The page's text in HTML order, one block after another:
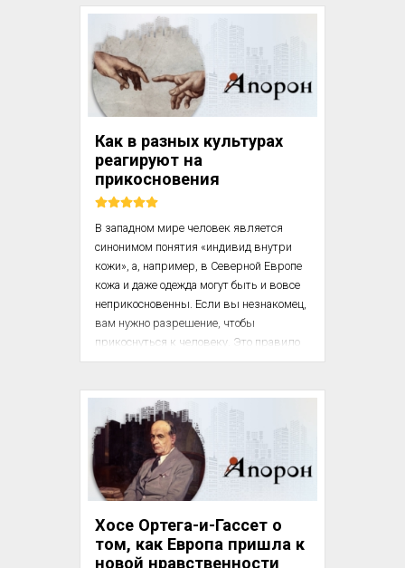
сидящий внутри индивида, или как его
отражение, тень, всегда так или иначе
связана с телом. Разные народы
отводят душе разное местопребывание.
при изучении личных имен. В чисто
грамматическом аспекте все собствен­...
Как в разных культурах
реагируют на
прикосновения
В западном мире человек является
синонимом понятия «индивид внутри
кожи», а, например, в Северной Европе
кожа и даже одежда могут быть и вовсе
неприкосновенны. Если вы незнакомец,
вам нужно разрешение, чтобы
прикоснуться к человеку. Это правило
действует в некоторых районах
время ссоры раньше юридически
определялось как нападение.
Для арабов положение человека по
отношению к телу совершенно иное.
Личность существует где-то внутри.
потому что до него можно легко
добраться с помощью ...
Хосе Ортега-и-Гассет о
том, как Европа пришла к
новой нравственности